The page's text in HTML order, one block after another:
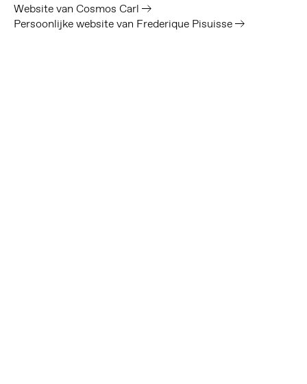
Website van Cosmos Carl
Persoonlijke website van Frederique Pisuisse